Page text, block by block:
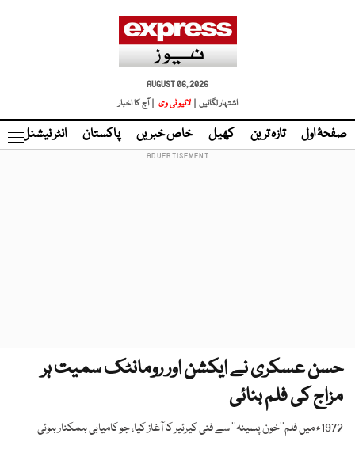
AUGUST 06, 2026
اشتہار لگائیں |
لائیو ٹی وی | آج کا اخبار
صفحۂ اول تازہ ترین کھیل خاص خبریں پاکستان انٹر نیشنل
حسن عسکری نے ایکشن اور رومانٹک سمیت ہر
مزاج کی فلم بنائی
1972ء میں فلم’’خون پسینہ‘‘ سے فنی کیرئیر کا آغاز کیا، جو کامیابی ہمکنار ہوئی